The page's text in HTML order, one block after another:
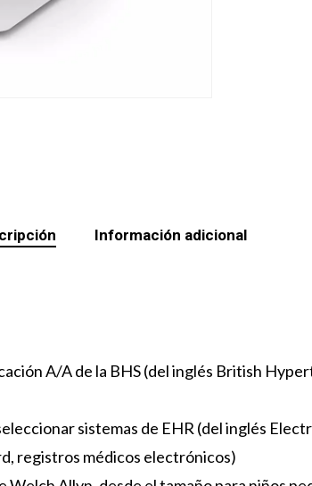
Información adicional
A/A de la BHS (del inglés British
sistemas de EHR (del inglés
registros médicos electrónicos)